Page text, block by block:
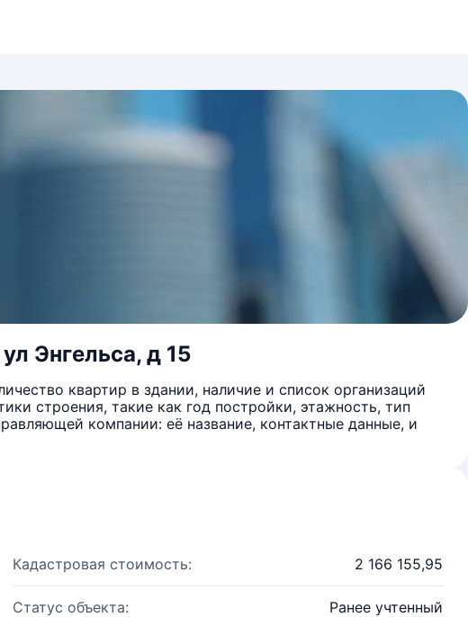
Энгельса, д 15
квартир в здании, наличие и список организаций
строения, такие как год постройки, этажность, тип
компании: её название, контактные данные, и
Кадастровая стоимость: 2 166 155,95
Статус объекта: Ранее учтенный